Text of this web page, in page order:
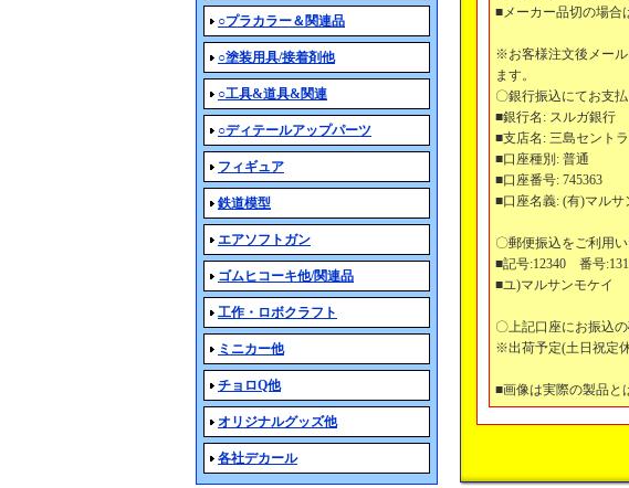
○プラカラー＆関連品
○塗装用具/接着剤他
○工具&道具&関連
○ディテールアップパーツ
フィギュア
鉄道模型
エアソフトガン
ゴムヒコーキ他/関連品
工作・ロボクラフト
ミニカー他
チョロQ他
オリジナルグッズ他
各社デカール
■メーカー品切の場合
※お客様注文後メール
ます。
〇銀行振込にてお支払
■銀行名: スルガ銀行
■支店名: 三島セント
■口座種別: 普通
■口座番号: 745363
■口座名義: (有)マルサ
〇郵便振込をご利用い
■記号:12340 番号
■ユ)マルサンモケイ
〇上記口座にお振込
※出荷予定(土日祝定
■画像は実際の製品と